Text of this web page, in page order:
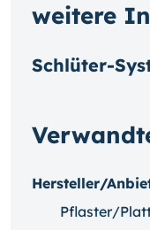
Hersteller/
Pflaster/
weitere
Schlüter-